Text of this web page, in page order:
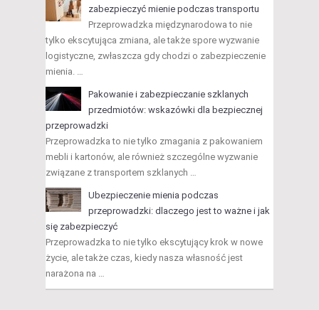
zabezpieczyć mienie podczas transportu
Przeprowadzka międzynarodowa to nie
tylko ekscytująca zmiana, ale także spore wyzwanie
logistyczne, zwłaszcza gdy chodzi o zabezpieczenie
mienia. …
Pakowanie i zabezpieczanie szklanych
przedmiotów: wskazówki dla bezpiecznej
przeprowadzki
Przeprowadzka to nie tylko zmagania z pakowaniem
mebli i kartonów, ale również szczególne wyzwanie
związane z transportem szklanych …
Ubezpieczenie mienia podczas
przeprowadzki: dlaczego jest to ważne i jak
się zabezpieczyć
Przeprowadzka to nie tylko ekscytujący krok w nowe
życie, ale także czas, kiedy nasza własność jest
narażona na …